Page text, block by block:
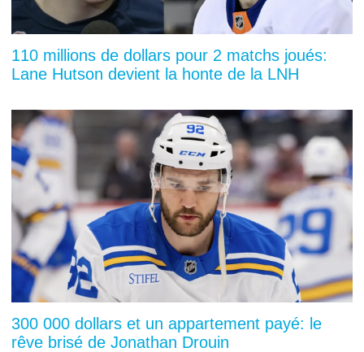
110 millions de dollars pour 2 matchs joués:
Lane Hutson devient la honte de la LNH
300 000 dollars et un appartement payé: le
rêve brisé de Jonathan Drouin